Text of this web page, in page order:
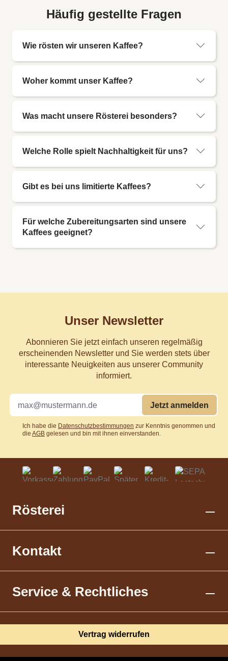
Häufig gestellte Fragen
Wie rösten wir unseren Kaffee?
Woher kommt unser Kaffee?
Was macht unsere Rösterei besonders?
Welche Rolle spielt Nachhaltigkeit für uns?
Gibt es bei uns limitierte Kaffees?
Für welche Zubereitungsarten sind unsere
Kaffees geeignet?
Unser Newsletter
Abonnieren Sie jetzt einfach unseren regelmäßig
erscheinenden Newsletter und Sie werden stets über
interessante Neuigkeiten aus unserer Community
informiert.
Jetzt anmelden
Ich habe die Datenschutzbestimmungen zur Kenntnis genommen und
die AGB gelesen und bin mit ihnen einverstanden.
Vertrag widerrufen
Rösterei
Kontakt
Service & Rechtliches